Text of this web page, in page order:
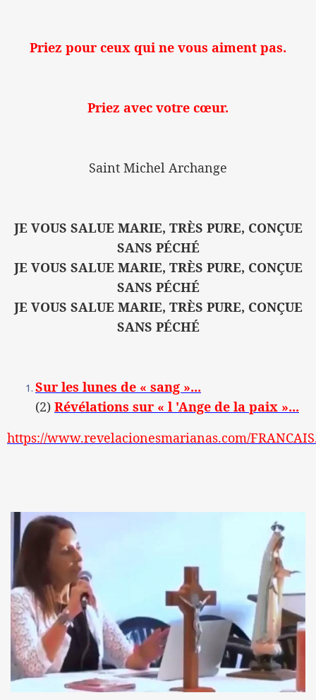
Priez pour ceux qui ne vous aiment pas.
Priez avec votre cœur.
Saint Michel Archange
JE VOUS SALUE MARIE, TRÈS PURE, CONÇUE
SANS PÉCHÉ
JE VOUS SALUE MARIE, TRÈS PURE, CONÇUE
SANS PÉCHÉ
JE VOUS SALUE MARIE, TRÈS PURE, CONÇUE
SANS PÉCHÉ
Sur les lunes de « sang »...
(2) Révélations sur « l 'Ange de la paix »...
https://www.revelacionesmarianas.com/